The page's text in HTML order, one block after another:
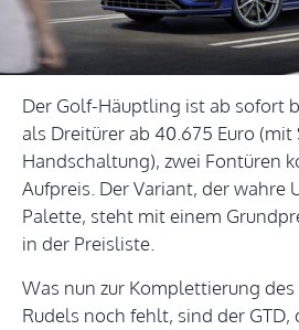
Der Golf-Häuptling ist ab sofort
als Dreitürer ab 40.675 Euro (mit
Handschaltung), zwei Fontüren
Aufpreis. Der Variant, der wahre
Palette, steht mit einem
in der Preisliste.
Was nun zur Komplettierung
Rudels noch fehlt, sind der GTD,